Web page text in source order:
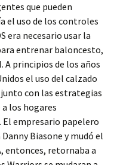
que pueden
el uso de los controles
era necesario usar la
entrenar baloncesto,
A principios de los años
el uso del calzado
con las estrategias
los hogares
El empresario papelero
Biasone y mudó el
entonces, retornaba a